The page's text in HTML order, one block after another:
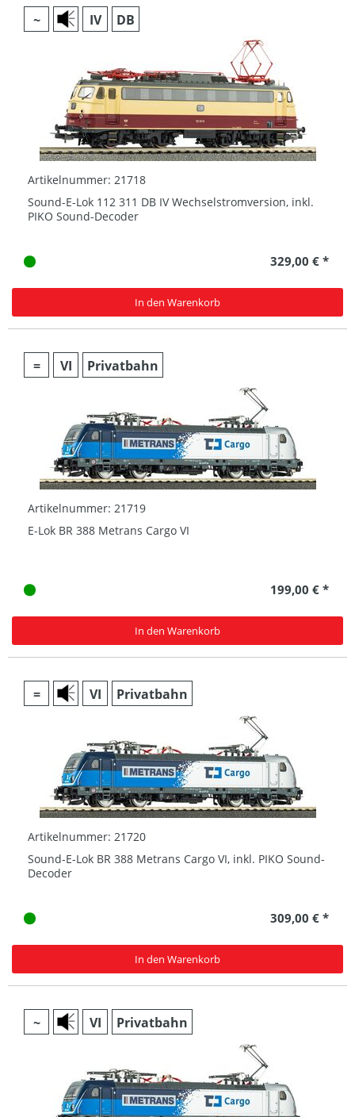
~ IV DB
Artikelnummer: 21718
Sound-E-Lok 112 311 DB IV Wechselstromversion, inkl.
PIKO Sound-Decoder
329,00 € *
In den Warenkorb
= VI Privatbahn
Artikelnummer: 21719
E-Lok BR 388 Metrans Cargo VI
199,00 € *
In den Warenkorb
= VI Privatbahn
Artikelnummer: 21720
Sound-E-Lok BR 388 Metrans Cargo VI, inkl. PIKO Sound-
Decoder
309,00 € *
In den Warenkorb
~ VI Privatbahn